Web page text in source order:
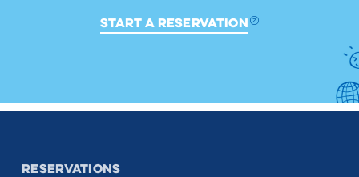
START A RESERVATION
RESERVATIONS